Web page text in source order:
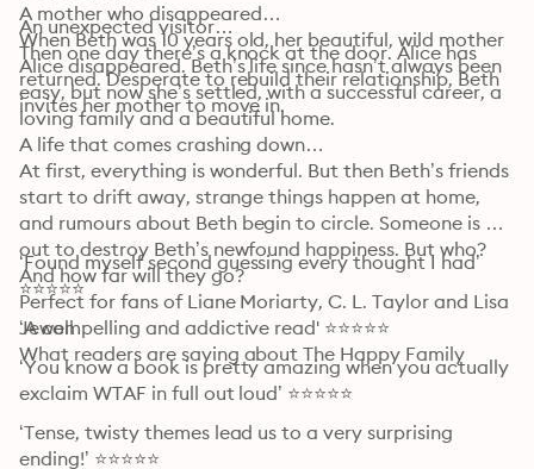
A mother who disappeared…
When Beth was 10 years old, her beautiful, wild mother
Alice disappeared. Beth’s life since hasn’t always been
easy, but now she’s settled, with a successful career, a
loving family and a beautiful home.
An unexpected visitor…
Then one day there’s a knock at the door. Alice has
returned. Desperate to rebuild their relationship, Beth
invites her mother to move in.
A life that comes crashing down…
At first, everything is wonderful. But then Beth’s friends
start to drift away, strange things happen at home,
and rumours about Beth begin to circle. Someone is
out to destroy Beth’s newfound happiness. But who?
And how far will they go?
Perfect for fans of Liane Moriarty, C. L. Taylor and Lisa
Jewell
What readers are saying about The Happy Family
‘Found myself second guessing every thought I had’
⭐⭐⭐⭐⭐
‘A compelling and addictive read' ⭐⭐⭐⭐⭐
‘You know a book is pretty amazing when you actually
exclaim WTAF in full out loud’ ⭐⭐⭐⭐⭐
‘Tense, twisty themes lead us to a very surprising
ending!’ ⭐⭐⭐⭐⭐